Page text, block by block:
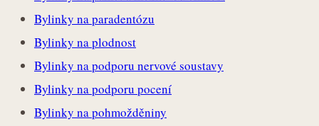
Bylinky na paradentózu
Bylinky na plodnost
Bylinky na podporu nervové soustavy
Bylinky na podporu pocení
Bylinky na pohmožděniny